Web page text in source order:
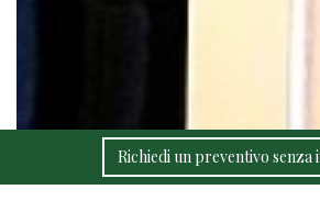
Richiedi un preventivo senza